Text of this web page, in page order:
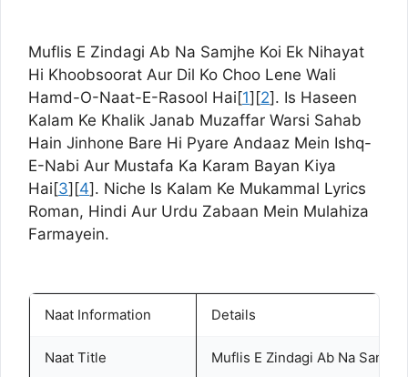
Muflis E Zindagi Ab Na Samjhe Koi Ek Nihayat
Hi Khoobsoorat Aur Dil Ko Choo Lene Wali
Hamd-O-Naat-E-Rasool Hai[1][2]. Is Haseen
Kalam Ke Khalik Janab Muzaffar Warsi Sahab
Hain Jinhone Bare Hi Pyare Andaaz Mein Ishq-
E-Nabi Aur Mustafa Ka Karam Bayan Kiya
Hai[3][4]. Niche Is Kalam Ke Mukammal Lyrics
Roman, Hindi Aur Urdu Zabaan Mein Mulahiza
Farmayein.
Naat Information Details
Naat Title Muflis E Zindagi Ab Na